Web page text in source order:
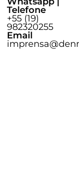
Telefone
+55 (19)
982320255
Email